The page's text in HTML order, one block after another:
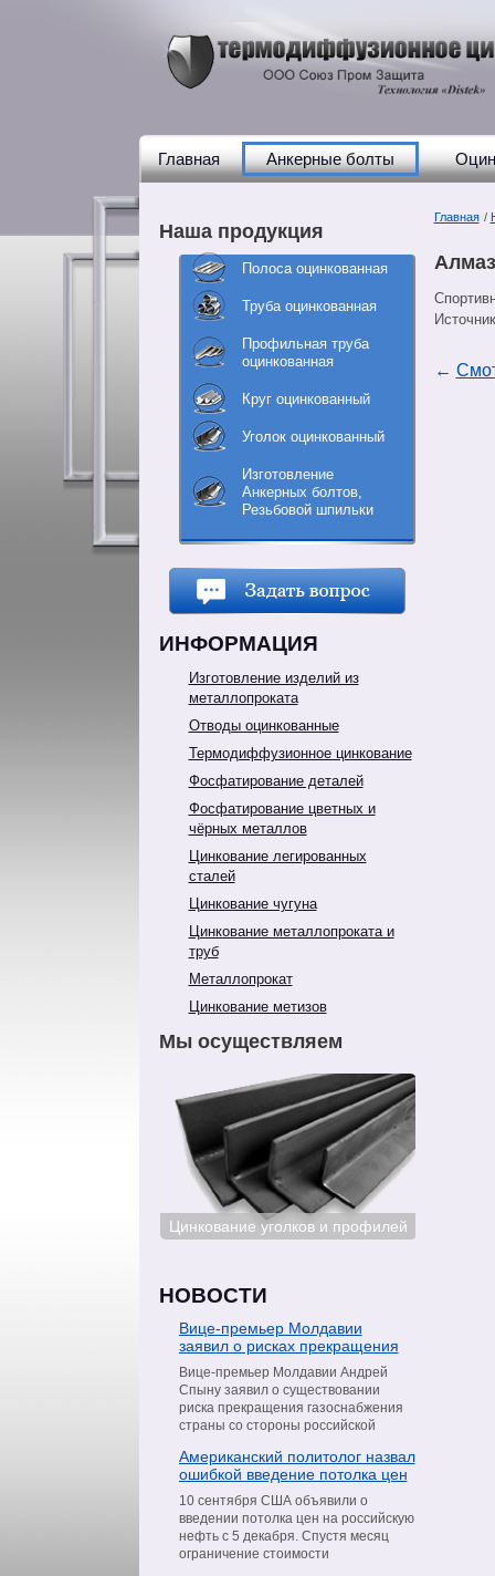
Главная Анкерные болты
Наша продукция
Полоса оцинкованная
Труба оцинкованная
Профильная труба
оцинкованная
Круг оцинкованный
Уголок оцинкованный
Изготовление
Анкерных болтов,
Резьбовой шпильки
ИНФОРМАЦИЯ
Изготовление изделий из
металлопроката
Отводы оцинкованные
Термодиффузионное цинкование
Фосфатирование деталей
Фосфатирование цветных и
чёрных металлов
Цинкование легированных
сталей
Цинкование чугуна
Цинкование металлопроката и
труб
Металлопрокат
Цинкование метизов
Мы осуществляем
Цинкование уголков и профилей
НОВОСТИ
Вице-премьер Молдавии
заявил о рисках прекращения
поставок газа со стороны
«Газпрома»
Вице-премьер Молдавии Андрей
Спыну заявил о существовании
риска прекращения газоснабжения
страны со стороны российской
сообщил в интервью телеканалу
Moldova 1, пишет РИА Новости.
Американский политолог назвал
ошибкой введение потолка цен
на нефть из РФ
10 сентября США объявили о
введении потолка цен на российскую
нефть с 5 декабря. Спустя месяц
ограничение стоимости
Главная /
←